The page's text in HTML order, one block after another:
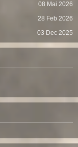
08 Mai 2026
28 Feb 2026
03 Dec 2025